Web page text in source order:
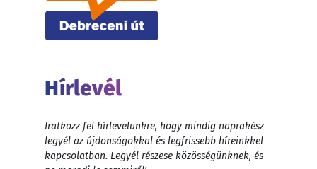
Hírlevél
Iratkozz fel hírlevelünkre, hogy mindig naprakész
legyél az újdonságokkal és legfrissebb híreinkkel
kapcsolatban. Legyél részese közösségünknek, és